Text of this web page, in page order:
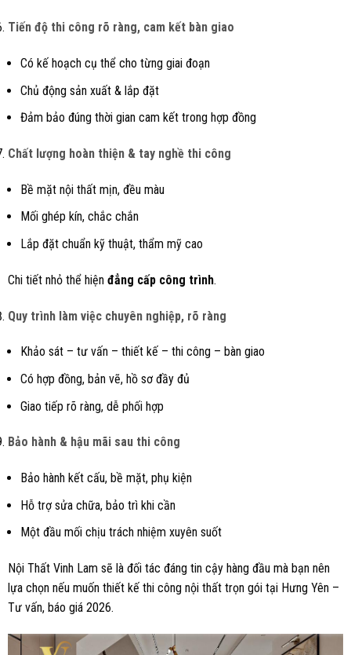
Tiến độ thi công rõ ràng, cam kết bàn giao
Có kế hoạch cụ thể cho từng giai đoạn
Chủ động sản xuất & lắp đặt
Đảm bảo đúng thời gian cam kết trong hợp đồng
Chất lượng hoàn thiện & tay nghề thi công
Bề mặt nội thất mịn, đều màu
Mối ghép kín, chắc chắn
Lắp đặt chuẩn kỹ thuật, thẩm mỹ cao
Chi tiết nhỏ thể hiện đẳng cấp công trình.
Quy trình làm việc chuyên nghiệp, rõ ràng
Khảo sát – tư vấn – thiết kế – thi công – bàn giao
Có hợp đồng, bản vẽ, hồ sơ đầy đủ
Giao tiếp rõ ràng, dễ phối hợp
Bảo hành & hậu mãi sau thi công
Bảo hành kết cấu, bề mặt, phụ kiện
Hỗ trợ sửa chữa, bảo trì khi cần
Một đầu mối chịu trách nhiệm xuyên suốt
Nội Thất Vinh Lam sẽ là đối tác đáng tin cậy hàng đầu mà bạn nên
lựa chọn nếu muốn thiết kế thi công nội thất trọn gói tại Hưng Yên –
Tư vấn, báo giá 2026.